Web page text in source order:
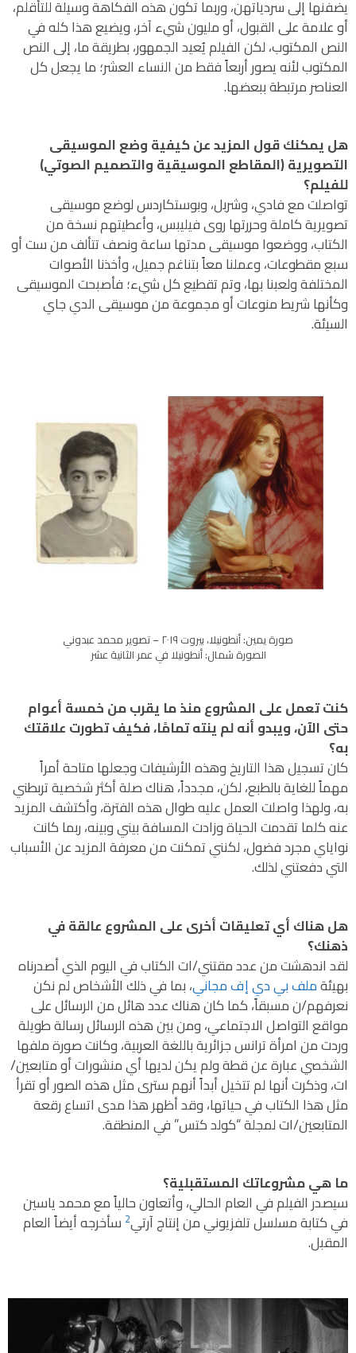
يضفنها إلى سردياتهن، وربما تكون هذه الفكاهة وسيلة للتأقلم،
أو علامة على القبول، أو مليون شيء آخر، ويضيع هذا كله في
النص المكتوب، لكن الفيلم يُعيد الجمهور، بطريقة ما، إلى النص
المكتوب لأنه يصور أربعاً فقط من النساء العشر؛ ما يجعل كل
العناصر مرتبطة ببعضها.
هل يمكنك قول المزيد عن كيفية وضع الموسيقى
التصويرية (المقاطع الموسيقية والتصميم الصوتي)
للفيلم؟
تواصلت مع فادي، وشربل، وبوستكاردس لوضع موسيقى
تصويرية كاملة وحررتها روى فيليبس، وأعطيتهم نسخة من
الكتاب، ووضعوا موسيقى مدتها ساعة ونصف تتألف من ست أو
سبع مقطوعات، وعملنا معاً بتناغم جميل، وأخذنا الأصوات
المختلفة ولعبنا بها، وتم تقطيع كل شيء؛ فأصبحت الموسيقى
وكأنها شريط منوعات أو مجموعة من موسيقى الدي جاي
السيئة.
صورة يمين: أنطونيلا، بيروت ٢٠١٩ – تصوير محمد عبدوني
الصورة شمال: أنطونيلا في عمر الثانية عشر
كنت تعمل على المشروع منذ ما يقرب من خمسة أعوام
حتى الآن، ويبدو أنه لم ينته تمامًا، فكيف تطورت علاقتك
به؟
كان تسجيل هذا التاريخ وهذه الأرشيفات وجعلها متاحة أمراً
مهماً للغاية بالطبع، لكن، مجدداً، هناك صلة أكثر شخصية تربطني
به، ولهذا واصلت العمل عليه طوال هذه الفترة، وأكتشف المزيد
عنه كلما تقدمت الحياة وزادت المسافة بيني وبينه، ربما كانت
نواياي مجرد فضول، لكنني تمكنت من معرفة المزيد عن الأسباب
التي دفعتني لذلك.
هل هناك أي تعليقات أخرى على المشروع عالقة في
ذهنك؟
لقد اندهشت من عدد مقتني/ات الكتاب في اليوم الذي أصدرناه
بهيئةملف بي دي إف مجاني، بما في ذلك الأشخاص لم نكن
نعرفهم/ن مسبقاً، كما كان هناك عدد هائل من الرسائل على
مواقع التواصل الاجتماعي، ومن بين هذه الرسائل رسالة طويلة
وردت من امرأة ترانس جزائرية باللغة العربية، وكانت صورة ملفها
الشخصي عبارة عن قطة ولم يكن لديها أي منشورات أو متابعين/
ات، وذكرت أنها لم تتخيل أبداً أنهم سترى مثل هذه الصور أو تقرأ
مثل هذا الكتاب في حياتها، وقد أظهر هذا مدى اتساع رقعة
المتابعين/ات لمجلة “كولد كتس” في المنطقة.
ما هي مشروعاتك المستقبلية؟
سيصدر الفيلم في العام الحالي، وأتعاون حالياً مع محمد ياسين
في كتابة مسلسل تلفزيوني من إنتاج آرتي2 سأخرجه أيضاً العام
المقبل.